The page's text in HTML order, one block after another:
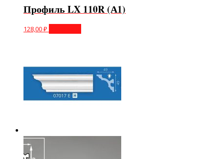
Профиль LX 110R (А1)
128,00₽